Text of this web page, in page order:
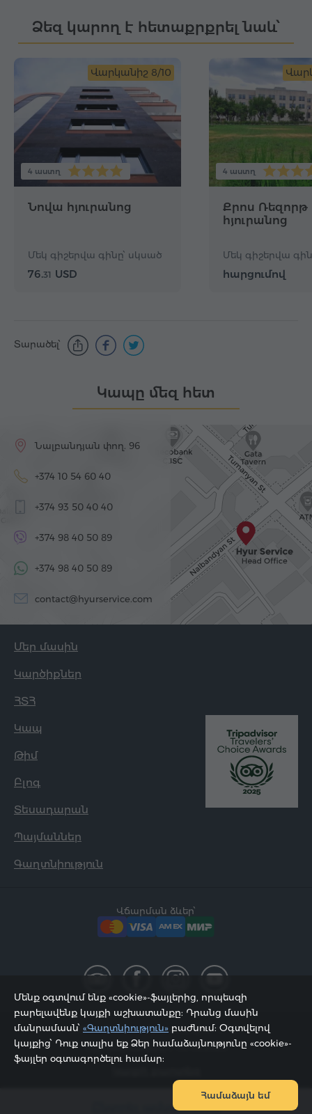
Ձեզ կարող է հետաքրքրել նաև՝
Վարկանիշ 8/10
4 աստղ
Նովա հյուրանոց
Մեկ գիշերվա գինը՝ սկսած
76.31 USD
4 աստղ
Քրոս Ռեզորթ
հյուրանոց
Մեկ գիշերվա
հարցումով
Տարածել՝
Ընտրել ամսաթվերը
Կապը մեզ հետ
Նալբանդյան փող. 96
+374 10 54 60 40
+374 93 50 40 40
+374 98 40 50 89
+374 98 40 50 89
contact@hyurservice.com
Մեր մասին
Կարծիքներ
ՀՏՀ
Կապ
Թիմ
Բլոգ
Տեսադարան
Պայմաններ
Գաղտնիություն
Վճարման ձևեր՝
2002 - 2026, © «Հյուր Սերվիս» ՍՊԸ;
Էջը թարմացվել է 08.08.2026
Մենք օգտվում ենք «cookie»-ֆայլերից, որպեսզի
բարելավենք կայքի աշխատանքը: Դրանց մասին
մանրամասն՝ «Գաղտնիություն» բաժնում: Օգտվելով
կայքից՝ Դուք տալիս եք Ձեր համաձայնությունը «cookie»-
ֆայլեր օգտագործելու համար:
Համաձայն եմ